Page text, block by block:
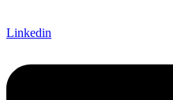
Linkedin